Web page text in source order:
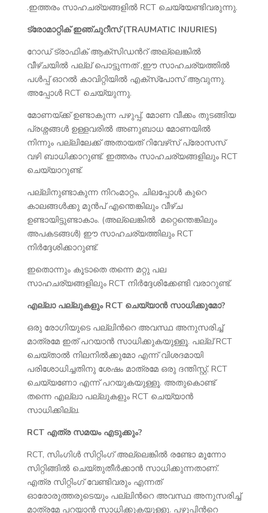
.ഇത്തരം സാഹചര്യങ്ങളിൽ RCT ചെയ്യേണ്ടിവരുന്നു.
ട്രോമാറ്റിക് ഇഞ്ചുറീസ് (TRAUMATIC INJURIES)
റോഡ് ട്രാഫിക് ആക്സിഡൻറ് അല്ലെങ്കിൽ
വീഴ്ചയിൽ പല്ല് പൊട്ടുന്നത് ,ഈ സാഹചര്യത്തിൽ
പൾപ്പ് ഓറൽ കാവിറ്റിയിൽ എക്സ്പോസ് ആവുന്നു.
അപ്പോൾ RCT ചെയ്യുന്നു.
മോണയ്ക്ക് ഉണ്ടാകുന്ന പഴുപ്പ്, മോണ വീക്കം തുടങ്ങിയ
പ്രശ്നങ്ങൾ ഉള്ളവരിൽ അണുബാധ മോണയിൽ
നിന്നും പല്ലിലേക്ക് അതായത് റിവേഴ്‌സ് പ്രോസസ്
വഴി ബാധിക്കാറുണ്ട്. ഇത്തരം സാഹചര്യങ്ങളിലും RCT
ചെയ്യാറുണ്ട്.
പല്ലിനുണ്ടാകുന്ന നിറംമാറ്റം, ചിലപ്പോൾ കുറെ
കാലങ്ങൾക്കു മുൻപ് എന്തെങ്കിലും വീഴ്ച
ഉണ്ടായിട്ടുണ്ടാകാം. (അല്ലെങ്കിൽ മറ്റെന്തെങ്കിലും
അപകടങ്ങൾ) ഈ സാഹചര്യത്തിലും RCT
നിർദ്ദേശിക്കാറുണ്ട്.
ഇതൊന്നും കൂടാതെ തന്നെ മറ്റു പല
സാഹചര്യങ്ങളിലും RCT നിർദ്ദേശിക്കേണ്ടി വരാറുണ്ട്.
എല്ലാ പല്ലുകളും RCT ചെയ്യാൻ സാധിക്കുമോ?
ഒരു രോഗിയുടെ പല്ലിൻറെ അവസ്ഥ അനുസരിച്ച്
മാത്രമേ ഇത് പറയാൻ സാധിക്കുകയുള്ളൂ. പല്ല് RCT
ചെയ്താൽ നിലനിൽക്കുമോ എന്ന് വിശദമായി
പരിശോധിച്ചതിനു ശേഷം മാത്രമേ ഒരു ദന്തിസ്റ്റ്, RCT
ചെയ്യണോ എന്ന് പറയുകയുള്ളൂ. അതുകൊണ്ട്
തന്നെ എല്ലാ പല്ലുകളും RCT ചെയ്യാൻ
സാധിക്കില്ല.
RCT എത്ര സമയം എടുക്കും?
RCT, സിംഗിൾ സിറ്റിംഗ് അല്ലെങ്കിൽ രണ്ടോ മൂന്നോ
സിറ്റിങ്ങിൽ ചെയ്തുതീർക്കാൻ സാധിക്കുന്നതാണ്.
എത്ര സിറ്റിംഗ് വേണ്ടിവരും എന്നത്
ഓരോരുത്തരുടെയും പല്ലിൻറെ അവസ്ഥ അനുസരിച്ച്
മാത്രമേ പറയാൻ സാധിക്കുകയുള്ളൂ. പഴുപ്പിൻറെ